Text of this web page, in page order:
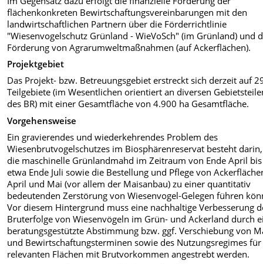
flächenkonkreten Bewirtschaftungsvereinbarungen mit den
landwirtschaftlichen Partnern über die Förderrichtlinie
"Wiesenvogelschutz Grünland - WieVoSch" (im Grünland) und
Förderung von Agrarumweltmaßnahmen (auf Ackerflächen).
Projektgebiet
Das Projekt- bzw. Betreuungsgebiet erstreckt sich derzeit auf
Teilgebiete (im Wesentlichen orientiert an diversen
des BR) mit einer Gesamtfläche von 4.900 ha Gesamtfläche.
Vorgehensweise
Ein gravierendes und wiederkehrendes Problem des
Wiesenbrutvogelschutzes im Biosphärenreservat besteht
die maschinelle Grünlandmahd im Zeitraum von Ende April bis
etwa Ende Juli sowie die Bestellung und Pflege von
April und Mai (vor allem der Maisanbau) zu einer quantitativ
bedeutenden Zerstörung von Wiesenvogel-Gelegen führen
Vor diesem Hintergrund muss eine nachhaltige Verbesserung
Bruterfolge von Wiesenvögeln im Grün- und Ackerland durch
beratungsgestützte Abstimmung bzw. ggf. Verschiebung von
und Bewirtschaftungsterminen sowie des Nutzungsregimes
relevanten Flächen mit Brutvorkommen angestrebt werden.